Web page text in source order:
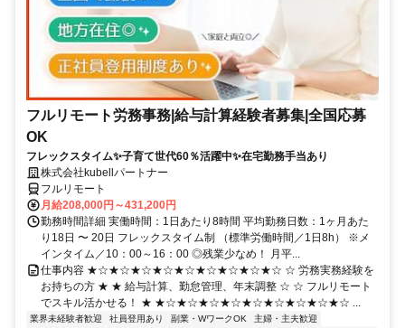
フルリモート労務事務|給与計算経験者募集|全国応募
OK
フレックスタイム✨子育て世代60％活躍中✨在宅勤務手当あり
株式会社kubellパートナー
フルリモート
月給208,000円～431,200円
勤務時間詳細 実働時間：1日あたり8時間 平均勤務日数：1ヶ月あた
り18日 〜 20日 フレックスタイム制 （標準労働時間／1日8h） ※メ
インタイム／10：00～16：00 ◎残業少なめ！ 月平...
仕事内容 ★☆★☆★☆★☆★☆★☆★☆★☆★☆ ☆ 労務実務経験を
お持ちの方 ★ ★ 給与計算、勤怠管理、年末調整 ☆ ☆ フルリモート
でスキル活かせる！ ★ ★☆★☆★☆★☆★☆★☆★☆★☆★☆ ...
業界未経験者歓迎 社員登用あり 副業・WワークOK
主婦・主夫歓迎